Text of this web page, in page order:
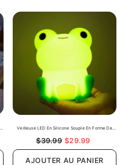
Veilleuse LED En Silicone Souple En Forme De
Enfants Et Les Filles
$39.99 $29.99
AJOUTER AU PANIER